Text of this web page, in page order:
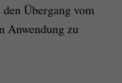
Übergang vom
Anwendung zu